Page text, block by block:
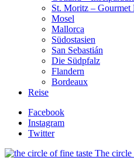
St. Moritz – Gourmet
Mosel
Mallorca
Südostasien
San Sebastián
Die Südpfalz
Flandern
Bordeaux
Reise
Facebook
Instagram
Twitter
The circle